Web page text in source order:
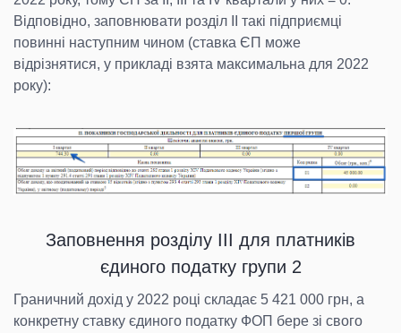
Відповідно, заповнювати розділ ІІ такі підприємці
повинні наступним чином (ставка ЄП може
відрізнятися, у прикладі взята максимальна для 2022
року):
Заповнення розділу ІІІ для платників
єдиного податку групи 2
Граничний дохід у 2022 році складає 5 421 000 грн, а
конкретну ставку єдиного податку ФОП бере зі свого